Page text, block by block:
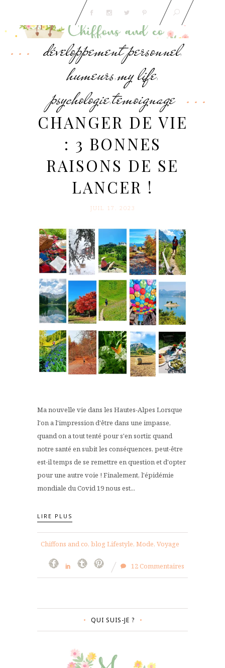
développement personnel,
humeurs, my life,
psychologie,temoignage
CHANGER DE VIE
: 3 BONNES
RAISONS DE SE
LANCER !
JUIL 17. 2023
Ma nouvelle vie dans les Hautes-Alpes Lorsque
l'on a l'impression d'être dans une impasse,
quand on a tout tenté pour s'en sortir, quand
notre santé en subit les conséquences, peut-être
est-il temps de se remettre en question et d'opter
pour une autre voie ! Finalement, l'épidémie
mondiale du Covid 19 nous est...
LIRE PLUS
Chiffons and co, blog Lifestyle, Mode, Voyage
12 Commentaires
QUI SUIS-JE ?